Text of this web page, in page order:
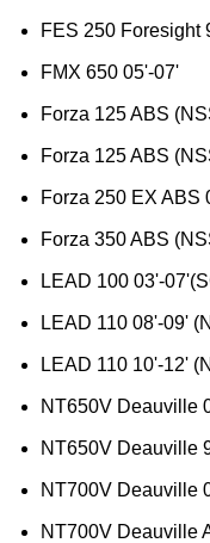
FES 250 Foresight
FMX 650 05'-07'
Forza 125 ABS
Forza 125 ABS
Forza 250 EX ABS
Forza 350 ABS
LEAD 100 03'-
LEAD 110 08'-09'
LEAD 110 10'-12'
NT650V Deauville
NT650V Deauville
NT700V Deauville
NT700V Deauville